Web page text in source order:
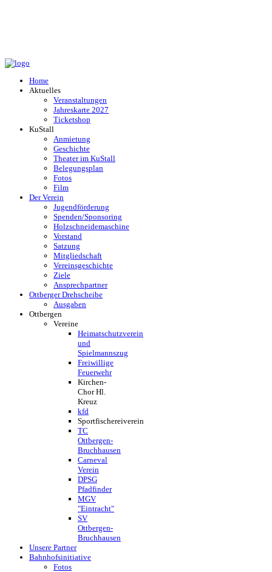
Home
Aktuelles
Veranstaltungen
Jahreskarte 2027
Ticketshop
KuStall
Anmietung
Geschichte
Theater im KuStall
Belegungsplan
Fotos
Film
Der Verein
Jugendförderung
Spenden/Sponsoring
Holzschneidemaschine
Vorstand
Satzung
Mitgliedschaft
Vereinsgeschichte
Ziele
Ansprechpartner
Ottberger Drehscheibe
Ausgaben
Ottbergen
Vereine
Heimatschutzverein
und
Spielmannszug
Freiwillige
Feuerwehr
Kirchen-
Chor Hl.
Kreuz
kfd
Sportfischereiverein
TC
Ottbergen-
Bruchhausen
Carneval
Verein
DPSG
Pfadfinder
MGV
"Eintracht"
SV
Ottbergen-
Bruchhausen
Unsere Partner
Bahnhofsinitiative
Fotos